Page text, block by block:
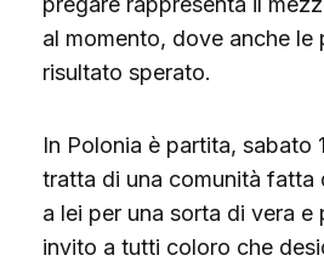
al momento, dove anche
risultato sperato.
In Polonia è partita, sabato
tratta di una comunità fatta
a lei per una sorta di vera e
invito a tutti coloro che